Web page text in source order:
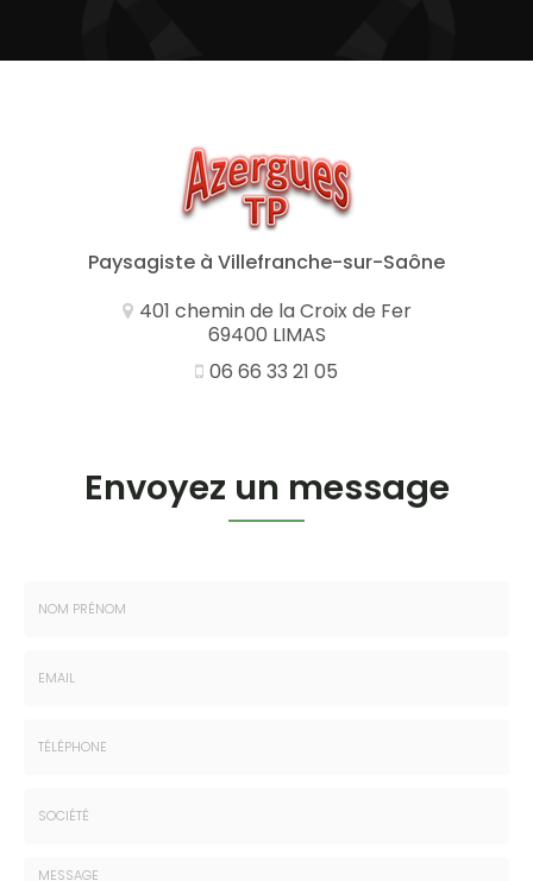
Paysagiste à Villefranche-sur-Saône
401 chemin de la Croix de Fer
69400 LIMAS
06 66 33 21 05
Envoyez un message